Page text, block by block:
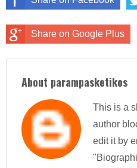
Share on Google Plus
About parampasketikos
This is a
author
edit it by